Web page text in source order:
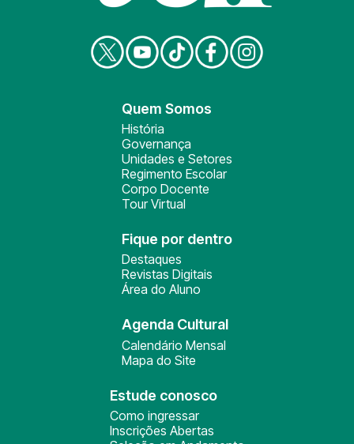
Quem Somos
História
Governança
Unidades e Setores
Regimento Escolar
Corpo Docente
Tour Virtual
Fique por dentro
Destaques
Revistas Digitais
Área do Aluno
Agenda Cultural
Calendário Mensal
Mapa do Site
Estude conosco
Como ingressar
Inscrições Abertas